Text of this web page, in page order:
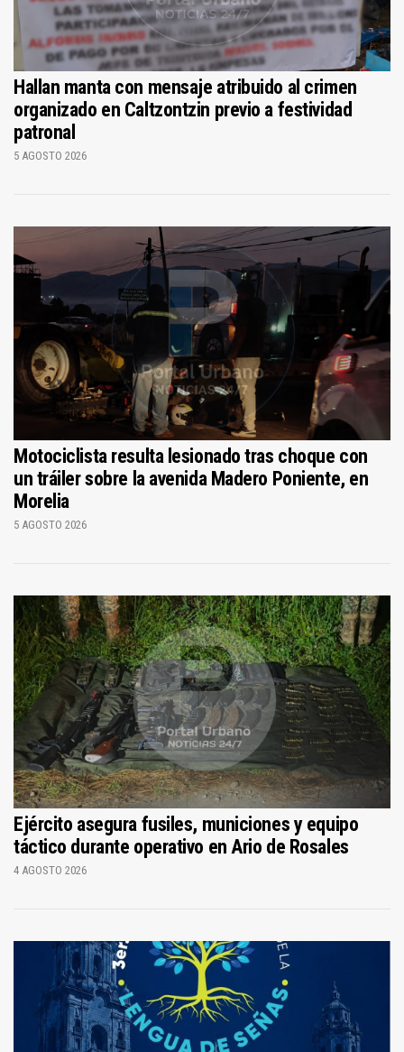
Hallan manta con mensaje atribuido al crimen
organizado en Caltzontzin previo a festividad
patronal
5 AGOSTO 2026
Motociclista resulta lesionado tras choque con
un tráiler sobre la avenida Madero Poniente, en
Morelia
5 AGOSTO 2026
Ejército asegura fusiles, municiones y equipo
táctico durante operativo en Ario de Rosales
4 AGOSTO 2026